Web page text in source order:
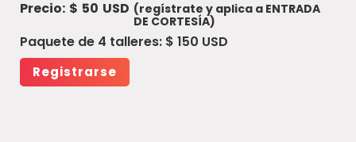
Precio: $ 50 USD (regístrate y aplica a ENTRADA
DE CORTESÍA)
Paquete de 4 talleres: $ 150 USD
Registrarse